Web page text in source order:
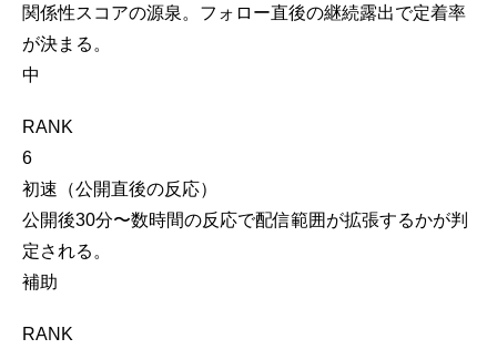
関係性スコアの源泉。フォロー直後の継続露出で定着率
が決まる。
中
RANK
6
初速（公開直後の反応）
公開後30分〜数時間の反応で配信範囲が拡張するかが判
定される。
補助
RANK